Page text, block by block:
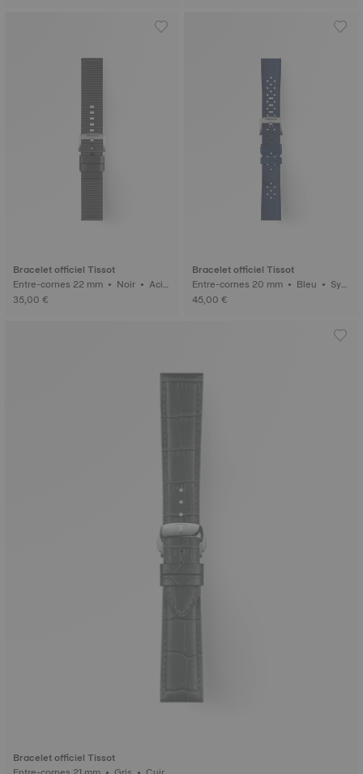
Bracelet officiel Tissot
Entre-cornes 22 mm • Noir • Acie
r inoxydable 316L
35,00 €
Bracelet officiel Tissot
Entre-cornes 20 mm • Bleu • Synt
hétique
45,00 €
Bracelet officiel Tissot